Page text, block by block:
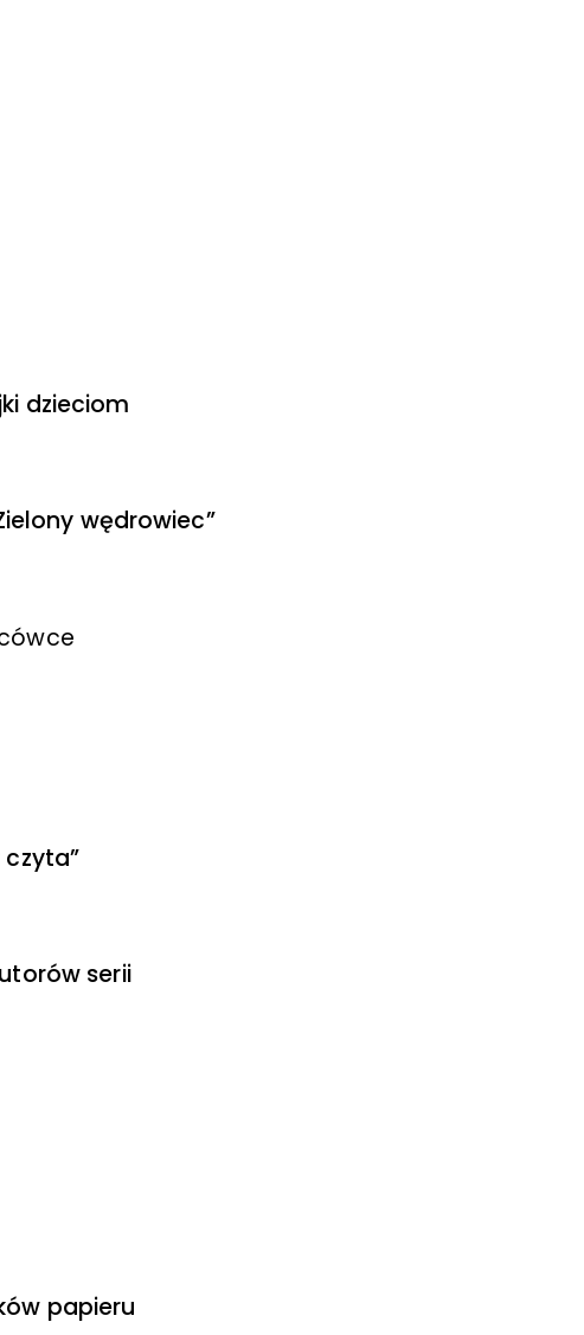
dzieciom
wędrowiec”
czyta”
serii
papieru